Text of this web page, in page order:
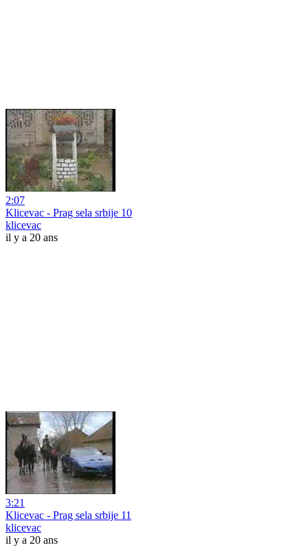
2:07
Klicevac - Prag sela srbije 10
klicevac
il y a 20 ans
3:21
Klicevac - Prag sela srbije 11
klicevac
il y a 20 ans